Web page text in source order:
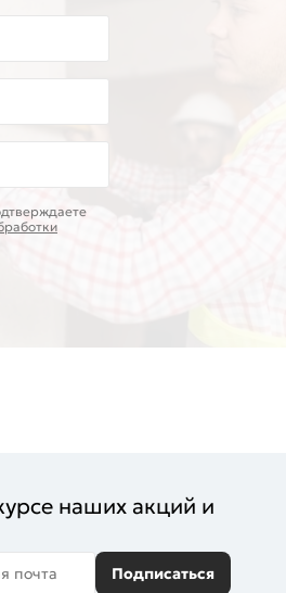
наших акций и
почта Подписаться